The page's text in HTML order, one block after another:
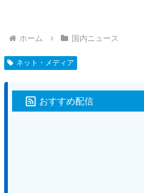
ホーム 国内ニュース
ネット・メディア
おすすめ配信